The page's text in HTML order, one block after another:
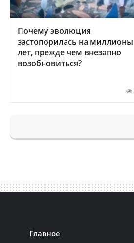
Почему эволюция
застопорилась на миллионы
лет, прежде чем внезапно
возобновиться?
Главное